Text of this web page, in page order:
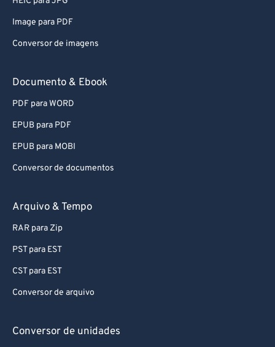
Image para PDF
Conversor de imagens
Documento & Ebook
PDF para WORD
EPUB para PDF
EPUB para MOBI
Conversor de documentos
Arquivo & Tempo
RAR para Zip
PST para EST
CST para EST
Conversor de arquivo
Conversor de unidades